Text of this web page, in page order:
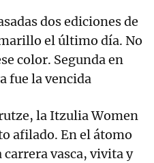
dos ediciones de
el último día. No
color. Segunda en
fue la vencida
la Itzulia Women
afilado. En el átomo
carrera vasca, vivita y